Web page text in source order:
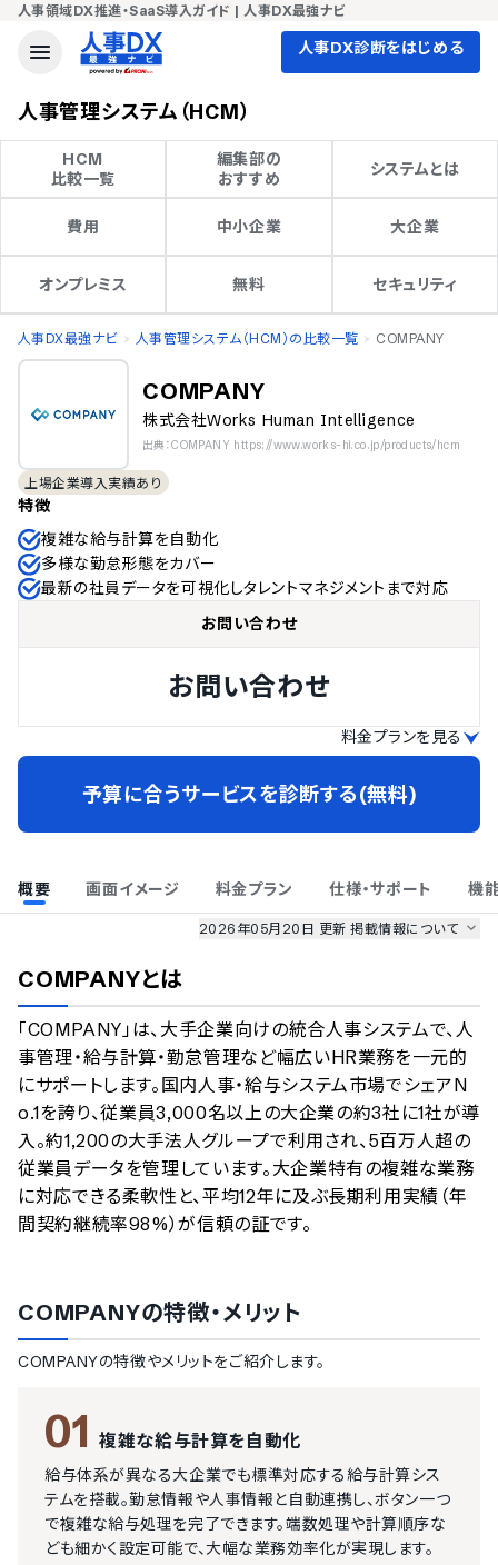
人事領域DX推進・SaaS導入ガイド | 人事DX最強ナビ
人事DX診断をはじめる
人事管理システム（HCM）
HCM
比較一覧
編集部の
おすすめ
システムとは
費用 中小企業 大企業
オンプレミス 無料 セキュリティ
人事DX最強ナビ 人事管理システム（HCM）の比較一覧 COMPANY
COMPANY
株式会社Works Human Intelligence
出典：COMPANY https://www.works-hi.co.jp/products/hcm
上場企業導入実績あり
特徴
複雑な給与計算を自動化
多様な勤怠形態をカバー
最新の社員データを可視化しタレントマネジメントまで対応
お問い合わせ
お問い合わせ
料金プランを見る
予算に合うサービスを診断する(無料)
概要 画面イメージ 料金プラン 仕様・サポート 機
2026年05月20日 更新掲載情報について
のサービスデータを参照しています。
情報更新者：人事DX最強ナビ編集部 情報取得元 掲載修正依頼
COMPANYとは
「COMPANY」は、大手企業向けの統合人事システムで、人
事管理・給与計算・勤怠管理など幅広いHR業務を一元的
にサポートします。国内人事・給与システム市場でシェアN
o.1を誇り、従業員3,000名以上の大企業の約3社に1社が導
入。約1,200の大手法人グループで利用され、5百万人超の
従業員データを管理しています。大企業特有の複雑な業務
に対応できる柔軟性と、平均12年に及ぶ長期利用実績（年
間契約継続率98%）が信頼の証です。
COMPANYの特徴・メリット
COMPANYの特徴やメリットをご紹介します。
01 複雑な給与計算を自動化
給与体系が異なる大企業でも標準対応する給与計算シス
テムを搭載。勤怠情報や人事情報と自動連携し、ボタン一つ
で複雑な給与処理を完了できます。端数処理や計算順序な
ども細かく設定可能で、大幅な業務効率化が実現します。